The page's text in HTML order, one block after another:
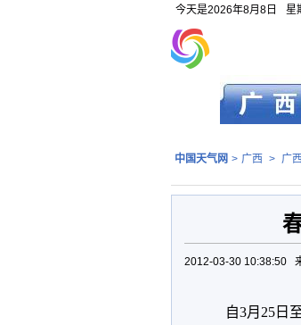
今天是2026年8月8日 星
中国天气网 > 广西 > 广
2012-03-30 10:38:50
自3月25日